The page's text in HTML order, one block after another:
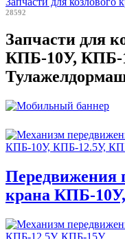
28592
Запчасти для
КПБ-10У, КПБ-
Передвижения
крана КПБ-